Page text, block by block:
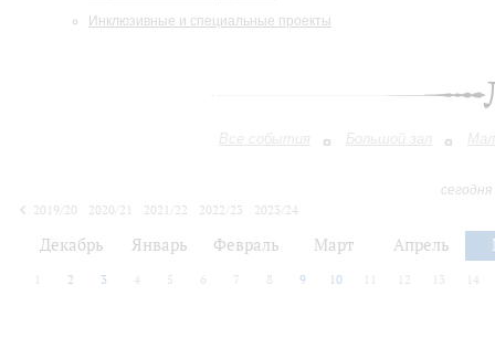
Инклюзивные и специальные проекты
Все события Большой зал
2019/20
2020/21 2021/22 2022/23
2023/24
Декабрь Январь Февраль Март Апрель
2 3 4 5 6 7 8 9 10 12 13 14